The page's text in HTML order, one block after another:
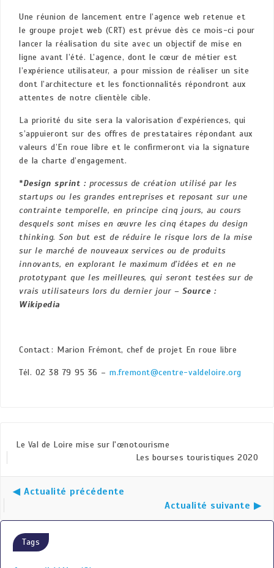
Une réunion de lancement entre l’agence web retenue et
le groupe projet web (CRT) est prévue dès ce mois-ci pour
lancer la réalisation du site avec un objectif de mise en
ligne avant l’été. L’agence, dont le cœur de métier est
l’expérience utilisateur, a pour mission de réaliser un site
dont l’architecture et les fonctionnalités répondront aux
attentes de notre clientèle cible.
La priorité du site sera la valorisation d’expériences, qui
s’appuieront sur des offres de prestataires répondant aux
valeurs d’En roue libre et le confirmeront via la signature
de la charte d’engagement.
*Design sprint :processus de création utilisé par les
startups ou les grandes entreprises et reposant sur une
contrainte temporelle, en principe cinq jours, au cours
desquels sont mises en œuvre les cinq étapes du design
thinking. Son but est de réduire le risque lors de la mise
sur le marché de nouveaux services ou de produits
innovants, en explorant le maximum d’idées et en ne
prototypant que les meilleures, qui seront testées sur de
vrais utilisateurs lors du dernier jour – Source :
Wikipedia
Contact : Marion Frémont, chef de projet En roue libre
Tél. 02 38 79 95 36 – m.fremont@centre-valdeloire.org
Le Val de Loire mise sur l'œnotourisme
Les bourses touristiques 2020
◀ Actualité précédente
Actualité suivante ▶
Tags